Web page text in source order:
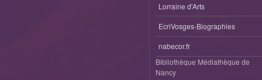
Lorraine d'Arts
EcriVosges-Biographies
nabecor.fr
Bibliothèque Médiathèque de
Nancy